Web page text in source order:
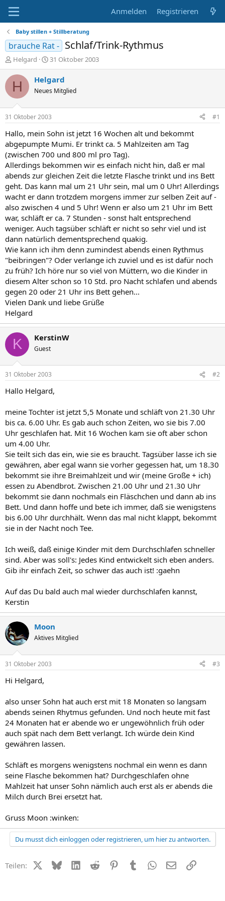
Anmelden Registrieren
Baby stillen + Stillberatung
brauche Rat - Schlaf/Trink-Rythmus
E
r
s
t
e
r
Helgard
E
r
s
t
e
l
t
a
m
31 Oktober 2003
H Helgard
Neues Mitglied
31 Oktober 2003 #1
Hallo, mein Sohn ist jetzt 16 Wochen alt und bekommt
abgepumpte Mumi. Er trinkt ca. 5 Mahlzeiten am Tag
(zwischen 700 und 800 ml pro Tag).
Allerdings bekommen wir es einfach nicht hin, daß er mal
abends zur gleichen Zeit die letzte Flasche trinkt und ins Bett
geht. Das kann mal um 21 Uhr sein, mal um 0 Uhr! Allerdings
wacht er dann trotzdem morgens immer zur selben Zeit auf -
also zwischen 4 und 5 Uhr! Wenn er also um 21 Uhr im Bett
war, schläft er ca. 7 Stunden - sonst halt entsprechend
weniger. Auch tagsüber schläft er nicht so sehr viel und ist
dann natürlich dementsprechend quakig.
Wie kann ich ihm denn zumindest abends einen Rythmus
"beibringen"? Oder verlange ich zuviel und es ist dafür noch
zu früh? Ich höre nur so viel von Müttern, wo die Kinder in
diesem Alter schon so 10 Std. pro Nacht schlafen und abends
gegen 20 oder 21 Uhr ins Bett gehen...
Vielen Dank und liebe Grüße
Helgard
K KerstinW
Guest
31 Oktober 2003 #2
Hallo Helgard,
meine Tochter ist jetzt 5,5 Monate und schläft von 21.30 Uhr
bis ca. 6.00 Uhr. Es gab auch schon Zeiten, wo sie bis 7.00
Uhr geschlafen hat. Mit 16 Wochen kam sie oft aber schon
um 4.00 Uhr.
Sie teilt sich das ein, wie sie es braucht. Tagsüber lasse ich sie
gewähren, aber egal wann sie vorher gegessen hat, um 18.30
bekommt sie ihre Breimahlzeit und wir (meine Große + ich)
essen zu Abendbrot. Zwischen 21.00 Uhr und 21.30 Uhr
bekommt sie dann nochmals ein Fläschchen und dann ab ins
Bett. Und dann hoffe und bete ich immer, daß sie wenigstens
bis 6.00 Uhr durchhält. Wenn das mal nicht klappt, bekommt
sie in der Nacht noch Tee.
Ich weiß, daß einige Kinder mit dem Durchschlafen schneller
sind. Aber was soll's: Jedes Kind entwickelt sich eben anders.
Gib ihr einfach Zeit, so schwer das auch ist! :gaehn
Auf das Du bald auch mal wieder durchschlafen kannst,
Kerstin
Moon
Aktives Mitglied
31 Oktober 2003 #3
Hi Helgard,
also unser Sohn hat auch erst mit 18 Monaten so langsam
abends seinen Rhytmus gefunden. Und noch heute mit fast
24 Monaten hat er abende wo er ungewöhnlich früh oder
auch spät nach dem Bett verlangt. Ich würde dein Kind
gewähren lassen.
Schläft es morgens wenigstens nochmal ein wenn es dann
seine Flasche bekommen hat? Durchgeschlafen ohne
Mahlzeit hat unser Sohn nämlich auch erst als er abends die
Milch durch Brei ersetzt hat.
Gruss Moon :winken:
Du musst dich einloggen oder registrieren, um hier zu antworten.
Teilen: X (Twitter)
BlueskyLinkedIn
Reddit PinterestTumblr WhatsApp
E-MailLink